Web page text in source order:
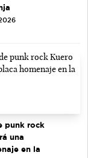
punk rock
una
en la